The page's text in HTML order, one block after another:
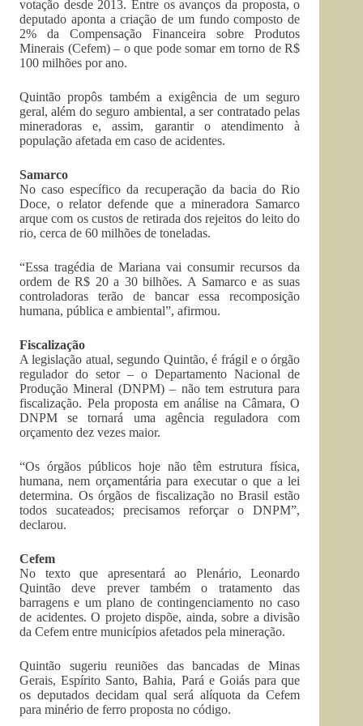
votação desde 2013. Entre os avanços da proposta, o
deputado aponta a criação de um fundo composto de
2% da Compensação Financeira sobre Produtos
Minerais (Cefem) – o que pode somar em torno de R$
100 milhões por ano.
Quintão propôs também a exigência de um seguro
geral, além do seguro ambiental, a ser contratado pelas
mineradoras e, assim, garantir o atendimento à
população afetada em caso de acidentes.
Samarco
No caso específico da recuperação da bacia do Rio
Doce, o relator defende que a mineradora Samarco
arque com os custos de retirada dos rejeitos do leito do
rio, cerca de 60 milhões de toneladas.
“Essa tragédia de Mariana vai consumir recursos da
ordem de R$ 20 a 30 bilhões. A Samarco e as suas
controladoras terão de bancar essa recomposição
humana, pública e ambiental”, afirmou.
Fiscalização
A legislação atual, segundo Quintão, é frágil e o órgão
regulador do setor – o Departamento Nacional de
Produção Mineral (DNPM) – não tem estrutura para
fiscalização. Pela proposta em análise na Câmara, O
DNPM se tornará uma agência reguladora com
orçamento dez vezes maior.
“Os órgãos públicos hoje não têm estrutura física,
humana, nem orçamentária para executar o que a lei
determina. Os órgãos de fiscalização no Brasil estão
todos sucateados; precisamos reforçar o DNPM”,
declarou.
Cefem
No texto que apresentará ao Plenário, Leonardo
Quintão deve prever também o tratamento das
barragens e um plano decontingenciamento no caso
de acidentes. O projeto dispõe, ainda, sobre a divisão
da Cefem entre municípios afetados pela mineração.
Quintão sugeriu reuniões das bancadas de Minas
Gerais, Espírito Santo, Bahia, Pará e Goiás para que
os deputados decidam qual será alíquota da Cefem
para minério de ferro proposta no código.